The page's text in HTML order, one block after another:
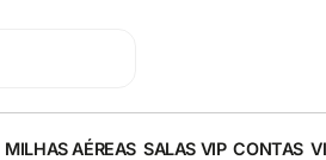
MILHAS AÉREAS SALAS VIP CONTAS